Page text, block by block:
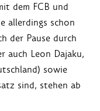
dem FCB und
allerdings schon
der Pause durch
auch Leon Dajaku,
sowie
sind, stehen ab